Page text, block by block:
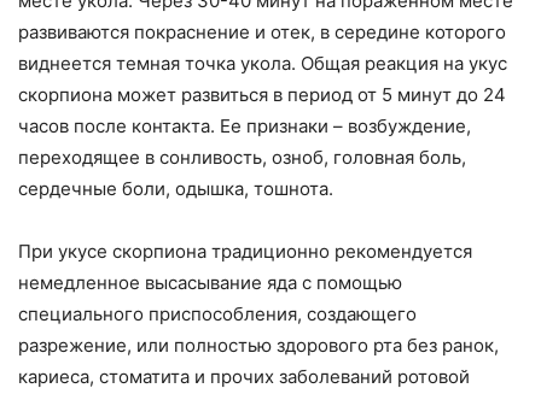
развиваются покраснение и отек, в середине которого
виднеется темная точка укола. Общая реакция на укус
скорпиона может развиться в период от 5 минут до 24
часов после контакта. Ее признаки – возбуждение,
переходящее в сонливость, озноб, головная боль,
сердечные боли, одышка, тошнота.
При укусе скорпиона традиционно рекомендуется
немедленное высасывание яда с помощью
специального приспособления, создающего
разрежение, или полностью здорового рта без ранок,
кариеса, стоматита и прочих заболеваний ротовой